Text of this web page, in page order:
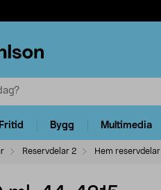
Fritid Bygg Multimedia
Reservdelar 2 Hem reservdelar